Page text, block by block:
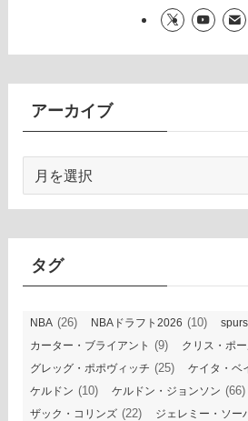
アーカイブ
カ
イ
タグ
NBA (26) NBAドラフト2026 (10) spurs
カーター・ブライアント (9) クリス・ポ
グレッグ・ポポヴィッチ (25) ケイタ・ベ
ケルドン (10) ケルドン・ジョンソン (66)
ザック・コリンズ (22) ジェレミー・ソー